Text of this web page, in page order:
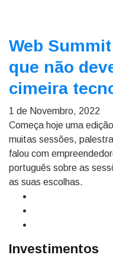
Web
que não
cimeira
1 de Novembro, 2022
Começa hoje uma
muitas sessões,
falou com
português sobre as
as suas escolhas.
Investimentos